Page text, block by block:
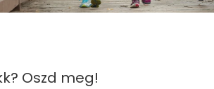
Oszd meg!